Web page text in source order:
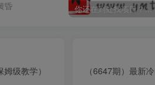
昏 你还在到处找项目？还在当韭菜？我靠卖项目一个月收入5万+，曾经我也是个失败者。
级教学）
（6647期）最新